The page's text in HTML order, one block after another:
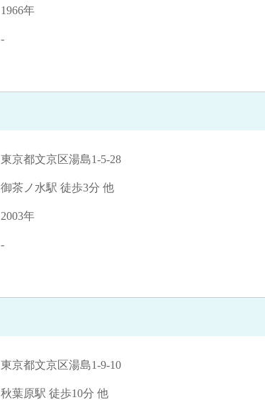
1966年
-
東京都文京区湯島1-5-28
御茶ノ水駅 徒歩3分 他
2003年
-
東京都文京区湯島1-9-10
秋葉原駅 徒歩10分 他